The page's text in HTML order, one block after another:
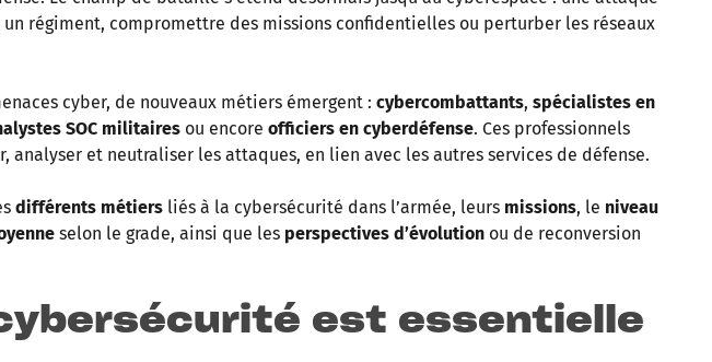
régiment, compromettre des missions confidentielles ou perturber les réseaux
cyber, de nouveaux métiers émergent : cybercombattants, spécialistes en
SOC militaires ou encore officiers en cyberdéfense. Ces professionnels
et neutraliser les attaques, en lien avec les autres services de défense.
différents métiers liés à la cybersécurité dans l’armée, leurs missions, le niveau
selon le grade, ainsi que les perspectives d’évolution ou de reconversion
est essentielle